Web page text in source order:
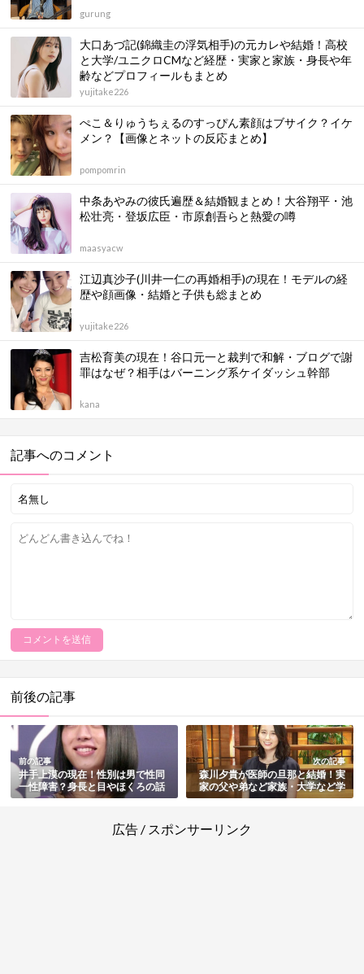
gurung
大口あづ記(錦織圭の浮気相手)の元カレや結婚！高校
と大学/ユニクロCMなど経歴・実家と家族・身長や年
齢などプロフィールもまとめ
yujitake226
ぺこ＆りゅうちぇるのすっぴん素顔はブサイク？イケ
メン？【画像とネットの反応まとめ】
pompomrin
中条あやみの彼氏遍歴＆結婚観まとめ！大谷翔平・池
松壮亮・登坂広臣・市原創吾らと熱愛の噂
maasyacw
江辺真沙子(川井一仁の再婚相手)の現在！モデルの経
歴や顔画像・結婚と子供も総まとめ
yujitake226
吉松育美の現在！谷口元一と裁判で和解・ブログで謝
罪はなぜ？相手はバーニング系ケイダッシュ幹部
kana
記事へのコメント
前後の記事
前の記事
井手上漠の現在！性別は男で性同
一性障害？身長と目やほくろの話
題・出身高校と大学・姉など家族
次の記事
森川夕貴が医師の旦那と結婚！実
家の父や弟など家族・大学など学
歴を総まとめ
広告 / スポンサーリンク